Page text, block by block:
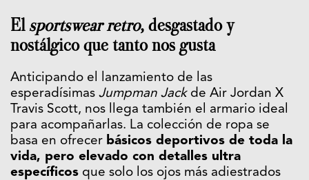
El sportswear retro, desgastado y
nostálgico que tanto nos gusta
Anticipando el lanzamiento de las
esperadísimas Jumpman Jackde Air Jordan X
Travis Scott, nos llega también el armario ideal
para acompañarlas. La colección de ropa se
basa en ofrecer básicos deportivos de toda la
vida, pero elevado con detalles ultra
específicos que solo los ojos más adiestrados